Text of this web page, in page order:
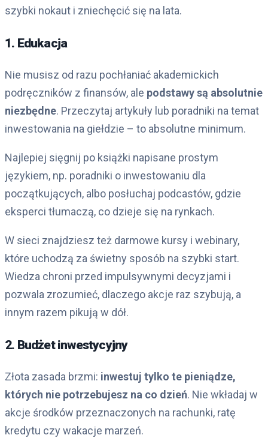
szybki nokaut i zniechęcić się na lata.
1. Edukacja
Nie musisz od razu pochłaniać akademickich
podręczników z finansów, ale podstawy są absolutnie
niezbędne. Przeczytaj artykuły lub poradniki na temat
inwestowania na giełdzie – to absolutne minimum.
Najlepiej sięgnij po książki napisane prostym
językiem, np. poradniki o inwestowaniu dla
początkujących, albo posłuchaj podcastów, gdzie
eksperci tłumaczą, co dzieje się na rynkach.
W sieci znajdziesz też darmowe kursy i webinary,
które uchodzą za świetny sposób na szybki start.
Wiedza chroni przed impulsywnymi decyzjami i
pozwala zrozumieć, dlaczego akcje raz szybują, a
innym razem pikują w dół.
2. Budżet inwestycyjny
Złota zasada brzmi: inwestuj tylko te pieniądze,
których nie potrzebujesz na co dzień. Nie wkładaj w
akcje środków przeznaczonych na rachunki, ratę
kredytu czy wakacje marzeń.